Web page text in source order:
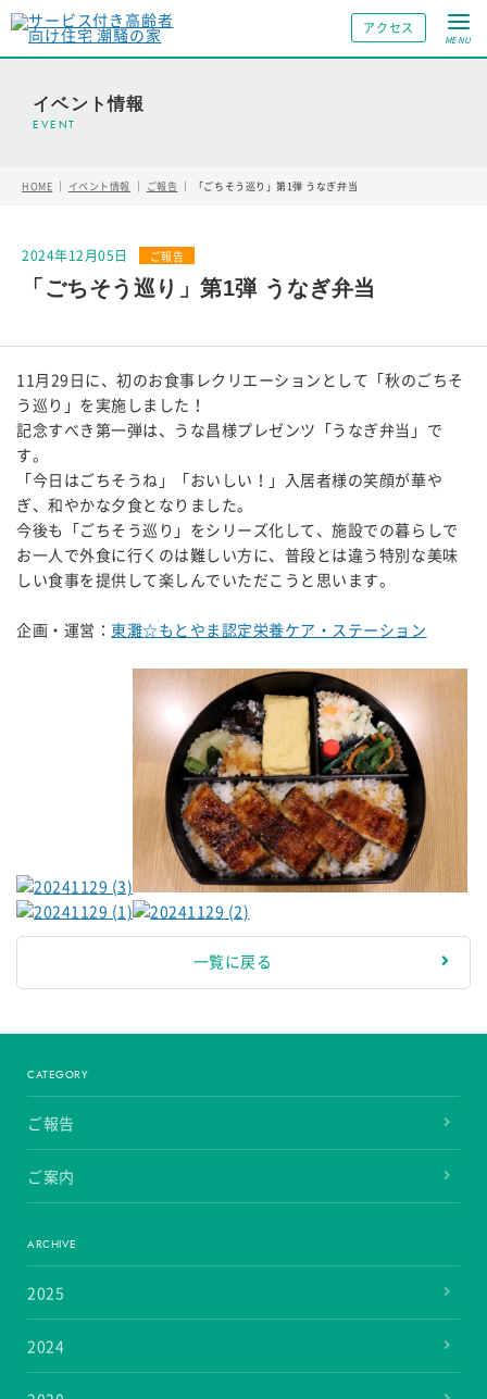
アクセス
MENU
イベント情報
HOME イベント情報 ご報告 「ごちそう巡り」第1弾 うなぎ弁当
2024年12月05日
「ごちそう巡り」第1弾 うなぎ弁当
11月29日に、初のお食事レクリエーションとして「秋のごちそ
う巡り」を実施しました！
記念すべき第一弾は、うな昌様プレゼンツ「うなぎ弁当」で
す。
「今日はごちそうね」「おいしい！」入居者様の笑顔が華や
ぎ、和やかな夕食となりました。
今後も「ごちそう巡り」をシリーズ化して、施設での暮らしで
お一人で外食に行くのは難しい方に、普段とは違う特別な美味
しい食事を提供して楽しんでいただこうと思います。
企画・運営： 東灘☆もとやま認定栄養ケア・ステーション
一覧に戻る
CATEGORY
ご報告
ご案内
ARCHIVE
2025
2024